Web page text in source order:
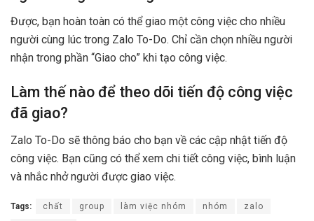
Được, bạn hoàn toàn có thể giao một công việc cho nhiều
người cùng lúc trong Zalo To-Do. Chỉ cần chọn nhiều người
nhận trong phần “Giao cho” khi tạo công việc.
Làm thế nào để theo dõi tiến độ công việc
đã giao?
Zalo To-Do sẽ thông báo cho bạn về các cập nhật tiến độ
công việc. Bạn cũng có thể xem chi tiết công việc, bình luận
và nhắc nhở người được giao việc.
Tags: chất group làm việc nhóm nhóm zalo